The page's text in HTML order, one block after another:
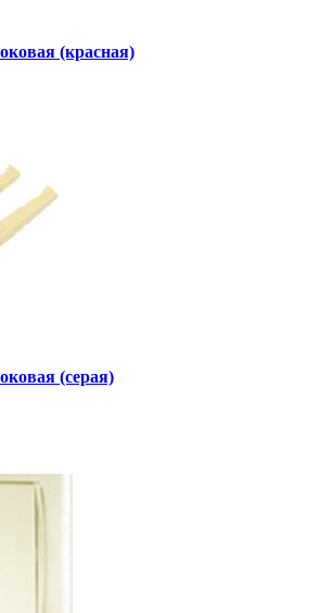
(красная)
(серая)